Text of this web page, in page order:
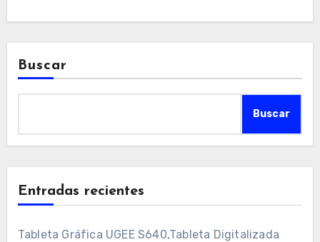
Buscar
Buscar
Entradas recientes
Tableta Gráfica UGEE S640,Tableta Digitalizada